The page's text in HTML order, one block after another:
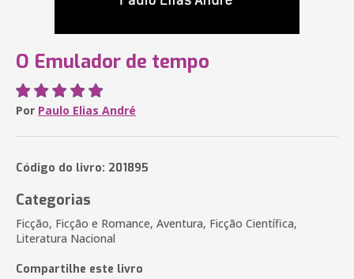
O Emulador de tempo
Por Paulo Elias André
Código do livro: 201895
Categorias
Ficção, Ficção e Romance, Aventura, Ficção Científica,
Literatura Nacional
Compartilhe este livro